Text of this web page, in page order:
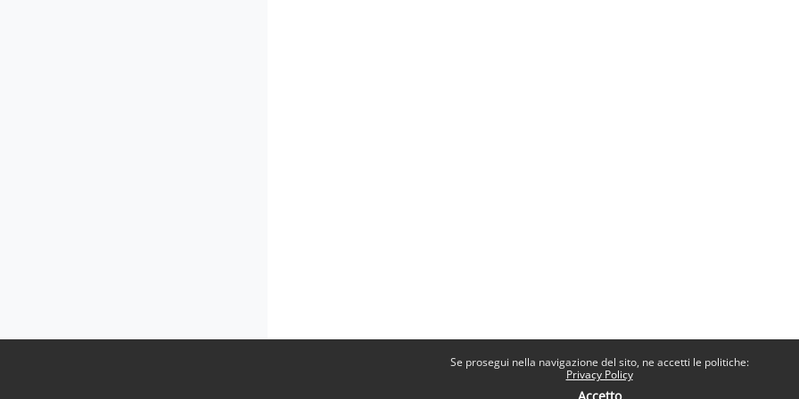
Se prosegui nella navigazione del sito, ne accetti le politiche:
Privacy Policy